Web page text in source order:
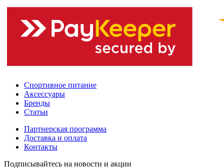
Спортивное питание
Аксессуары
Бренды
Статьи
Партнерская программа
Доставка и оплата
Контакты
Подписывайтесь на новости и акции